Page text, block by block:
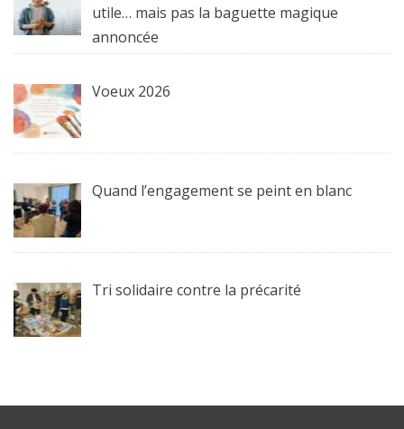
utile… mais pas la baguette magique
annoncée
Voeux 2026
Quand l’engagement se peint en blanc
Tri solidaire contre la précarité